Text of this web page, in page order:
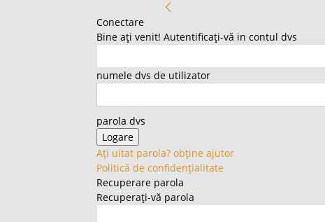
Conectare
Bine ați venit! Autentificați-vă in contul dvs
numele dvs de utilizator
parola dvs
Ați uitat parola? obține ajutor
Politică de confidențialitate
Recuperare parola
Recuperați-vă parola